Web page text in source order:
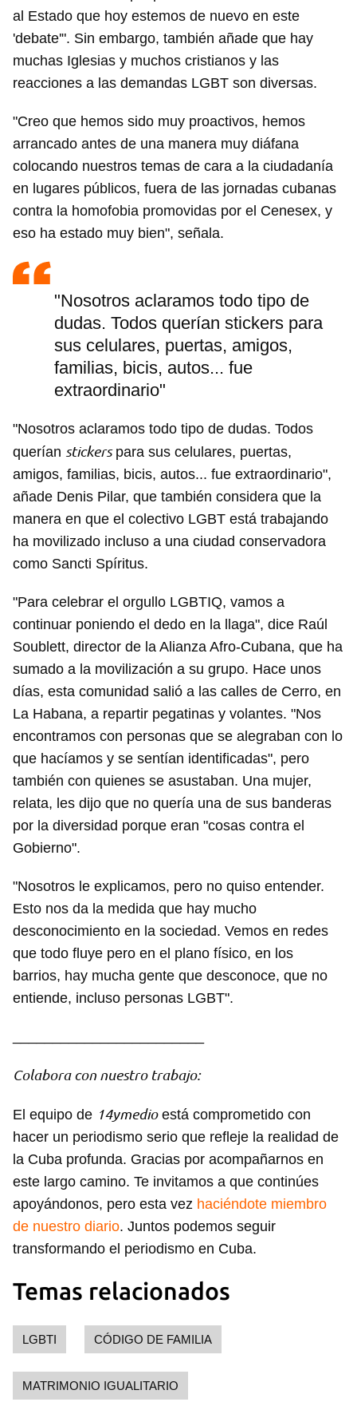
Guardar como favorito
iniciar sesión con tu cuenta de 14ymedio.
INICIAR SESIÓN CANCELAR
al Estado que hoy estemos de nuevo en este
'debate'". Sin embargo, también añade que hay
muchas Iglesias y muchos cristianos y las
reacciones a las demandas LGBT son diversas.
"Creo que hemos sido muy proactivos, hemos
arrancado antes de una manera muy diáfana
colocando nuestros temas de cara a la ciudadanía
en lugares públicos, fuera de las jornadas cubanas
contra la homofobia promovidas por el Cenesex, y
eso ha estado muy bien", señala.
"Nosotros aclaramos todo tipo de
dudas. Todos querían stickers para
sus celulares, puertas, amigos,
familias, bicis, autos... fue
extraordinario"
"Nosotros aclaramos todo tipo de dudas. Todos
querían stickerspara sus celulares, puertas,
amigos, familias, bicis, autos... fue extraordinario",
añade Denis Pilar, que también considera que la
manera en que el colectivo LGBT está trabajando
ha movilizado incluso a una ciudad conservadora
como Sancti Spíritus.
"Para celebrar el orgullo LGBTIQ, vamos a
continuar poniendo el dedo en la llaga", dice Raúl
Soublett, director de la Alianza Afro-Cubana, que ha
sumado a la movilización a su grupo. Hace unos
días, esta comunidad salió a las calles de Cerro, en
La Habana, a repartir pegatinas y volantes. "Nos
encontramos con personas que se alegraban con lo
que hacíamos y se sentían identificadas", pero
también con quienes se asustaban. Una mujer,
relata, les dijo que no quería una de sus banderas
por la diversidad porque eran "cosas contra el
Gobierno".
"Nosotros le explicamos, pero no quiso entender.
Esto nos da la medida que hay mucho
desconocimiento en la sociedad. Vemos en redes
que todo fluye pero en el plano físico, en los
barrios, hay mucha gente que desconoce, que no
entiende, incluso personas LGBT".
Colabora con nuestro trabajo:
El equipo de 14ymedioestá comprometido con
hacer un periodismo serio que refleje la realidad de
la Cuba profunda. Gracias por acompañarnos en
este largo camino. Te invitamos a que continúes
apoyándonos, pero esta vez haciéndote miembro
de nuestro diario. Juntos podemos seguir
transformando el periodismo en Cuba.
Temas relacionados
LGBTI CÓDIGO DE FAMILIA
MATRIMONIO IGUALITARIO